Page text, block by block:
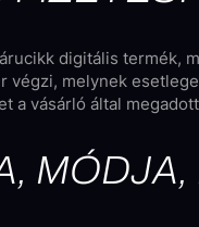
digitális termék,
végzi, melynek
a vásárló által